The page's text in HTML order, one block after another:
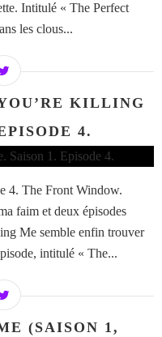
Intitulé « The Perfect
les clous...
KILLING
4.
4. The Front Window.
faim et deux épisodes
Me semble enfin trouver
intitulé « The...
(SAISON 1,